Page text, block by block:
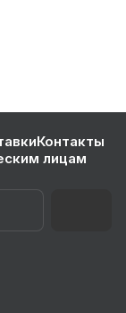
Контакты
лицам